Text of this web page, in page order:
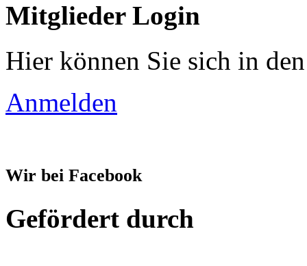
Mitglieder Login
Hier können Sie sich in
Anmelden
Wir bei Facebook
Gefördert durch